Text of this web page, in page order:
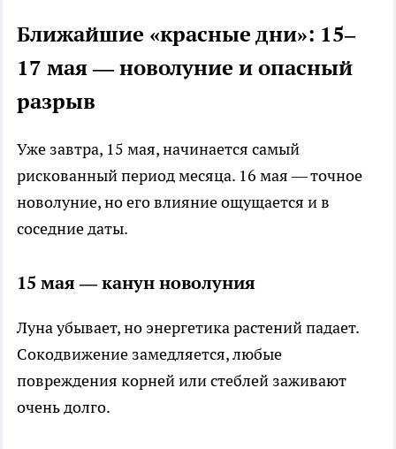
Ближайшие «красные дни»: 15–
17 мая — новолуние и опасный
разрыв
Уже завтра, 15 мая, начинается самый
рискованный период месяца. 16 мая — точное
новолуние, но его влияние ощущается и в
соседние даты.
15 мая — канун новолуния
Луна убывает, но энергетика растений падает.
Сокодвижение замедляется, любые
повреждения корней или стеблей заживают
очень долго.